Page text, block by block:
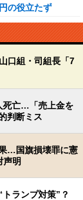
の役立たず
口組・司組長「7
死亡…「売上金を
判断ミス
…国旗損壊罪に憲
声明
トランプ対策”？